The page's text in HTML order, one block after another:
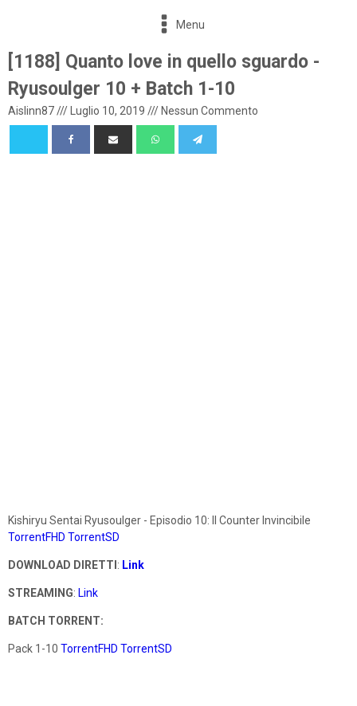
Menu
[1188] Quanto love in quello sguardo -
Ryusoulger 10 + Batch 1-10
Aislinn87/// Luglio 10, 2019 /// Nessun Commento
Kishiryu Sentai Ryusoulger - Episodio 10: Il Counter Invincibile
TorrentFHD TorrentSD
DOWNLOAD DIRETTI : Link
STREAMING: Link
BATCH TORRENT:
Pack 1-10 TorrentFHD TorrentSD